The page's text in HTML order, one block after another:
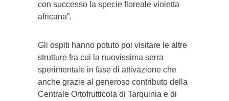
con successo la specie floreale violetta
africana”.
Gli ospiti hanno potuto poi visitare le altre
strutture fra cui la nuovissima serra
sperimentale in fase di attivazione che
anche grazie al generoso contributo della
Centrale Ortofrutticola di Tarquinia e di